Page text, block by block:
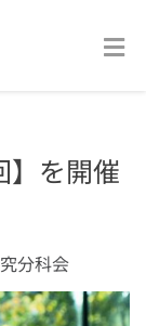
】を開催
分科会